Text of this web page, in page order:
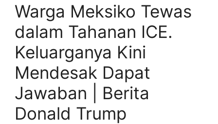
Warga Meksiko Tewas
dalam Tahanan ICE.
Keluarganya Kini
Mendesak Dapat
Jawaban | Berita
Donald Trump